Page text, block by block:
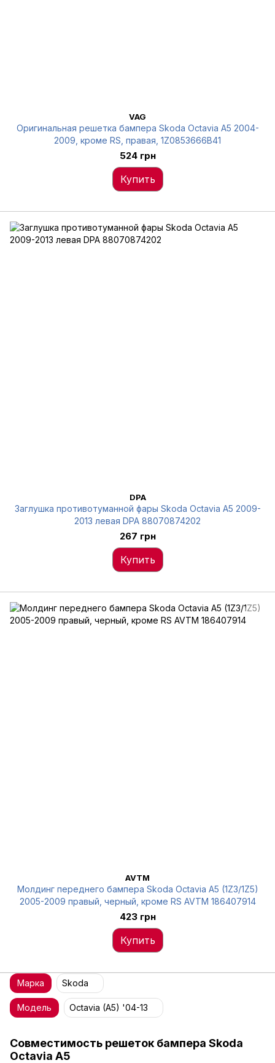
VAG
Оригинальная решетка бампера Skoda Octavia A5 2004-
2009, кроме RS, правая, 1Z0853666B41
524 грн
Купить
DPA
Заглушка противотуманной фары Skoda Octavia A5 2009-
2013 левая DPA 88070874202
267 грн
Купить
AVTM
Молдинг переднего бампера Skoda Octavia A5 (1Z3/1Z5)
2005-2009 правый, черный, кроме RS AVTM 186407914
423 грн
Купить
Совместимость решеток бампера Skoda
Octavia A5
Марка Skoda
Модель Octavia (A5) '04-13